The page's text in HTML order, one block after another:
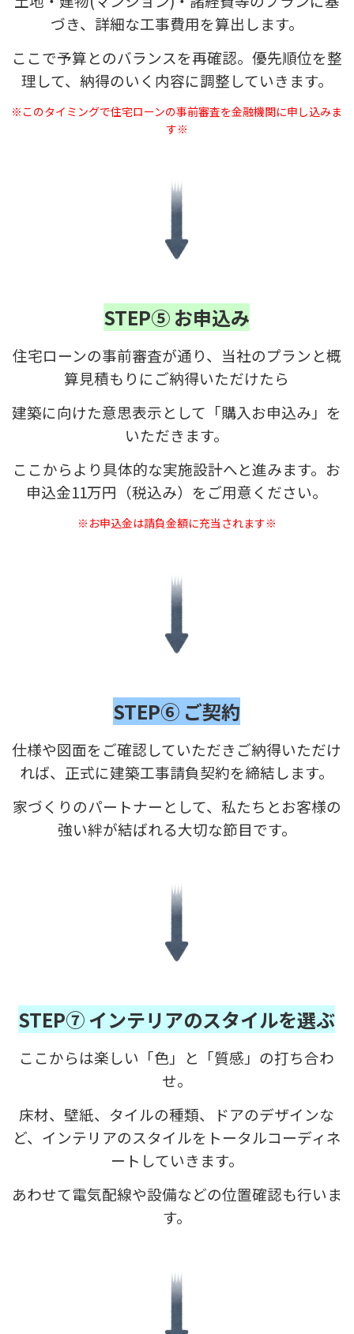
づき、詳細な工事費用を算出します。
ここで予算とのバランスを再確認。優先順位を整
理して、納得のいく内容に調整していきます。
※このタイミングで住宅ローンの事前審査を金融機関に申し込みま
す※
STEP⑤ お申込み
住宅ローンの事前審査が通り、当社のプランと概
算見積もりにご納得いただけたら
建築に向けた意思表示として「購入お申込み」を
いただきます。
ここからより具体的な実施設計へと進みます。 お
申込金11万円（税込み）をご用意ください。
※お申込金は請負金額に充当されます※
STEP⑥ ご契約
仕様や図面をご確認していただきご納得いただけ
れば、正式に建築工事請負契約を締結します。
家づくりのパートナーとして、私たちとお客様の
強い絆が結ばれる大切な節目です。
STEP⑦ インテリアのスタイルを選ぶ
ここからは楽しい「色」と「質感」の打ち合わ
せ。
床材、壁紙、タイルの種類、ドアのデザインな
ど、インテリアのスタイルをトータルコーディネ
ートしていきます。
あわせて電気配線や設備などの位置確認も行いま
す。